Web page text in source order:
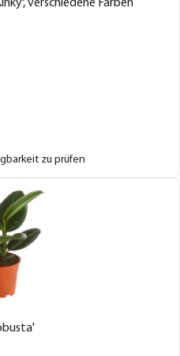
verschiedene Farben
zu prüfen